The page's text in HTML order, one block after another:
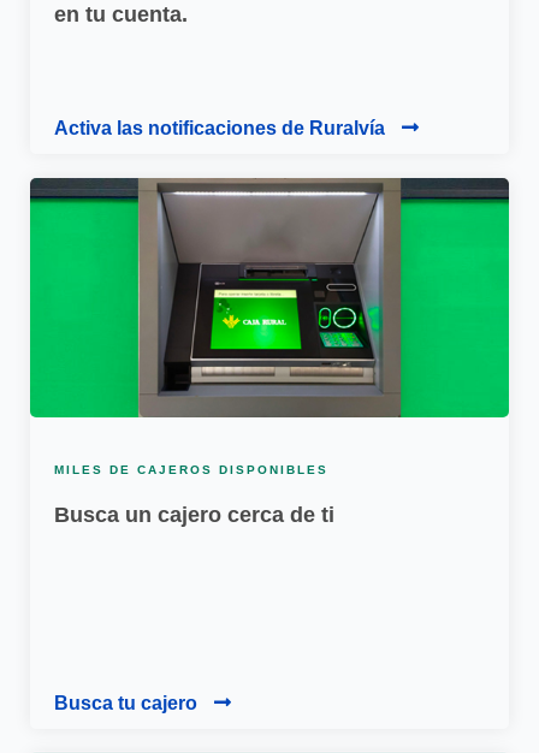
en tu cuenta.
Activa las notificaciones de Ruralvía
MILES DE CAJEROS DISPONIBLES
Busca un cajero cerca de ti
Busca tu cajero